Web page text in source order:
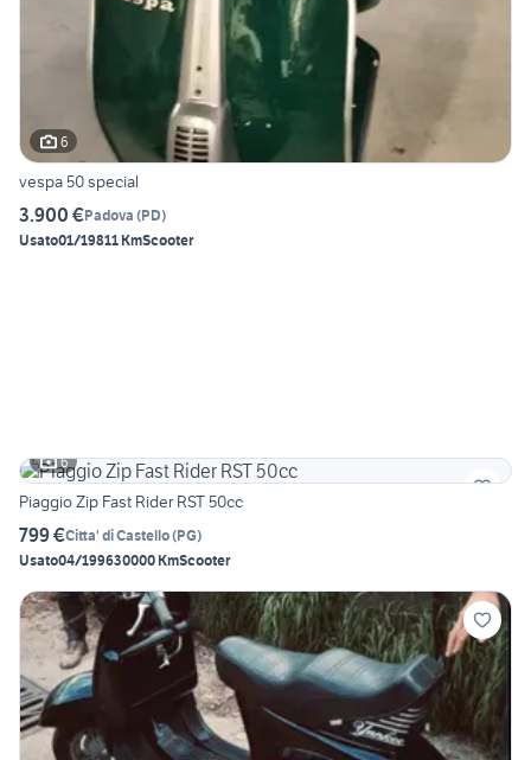
6
vespa 50 special
3.900 €Padova (PD)
Usato01/19811 KmScooter
6
Piaggio Zip Fast Rider RST 50cc
799 €Citta' di Castello(PG)
Usato04/199630000 KmScooter